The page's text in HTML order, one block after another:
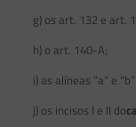
g) os art. 132 e art.
h) o art. 140-A;
i) as alíneas “a” e
j) os incisos I e II do